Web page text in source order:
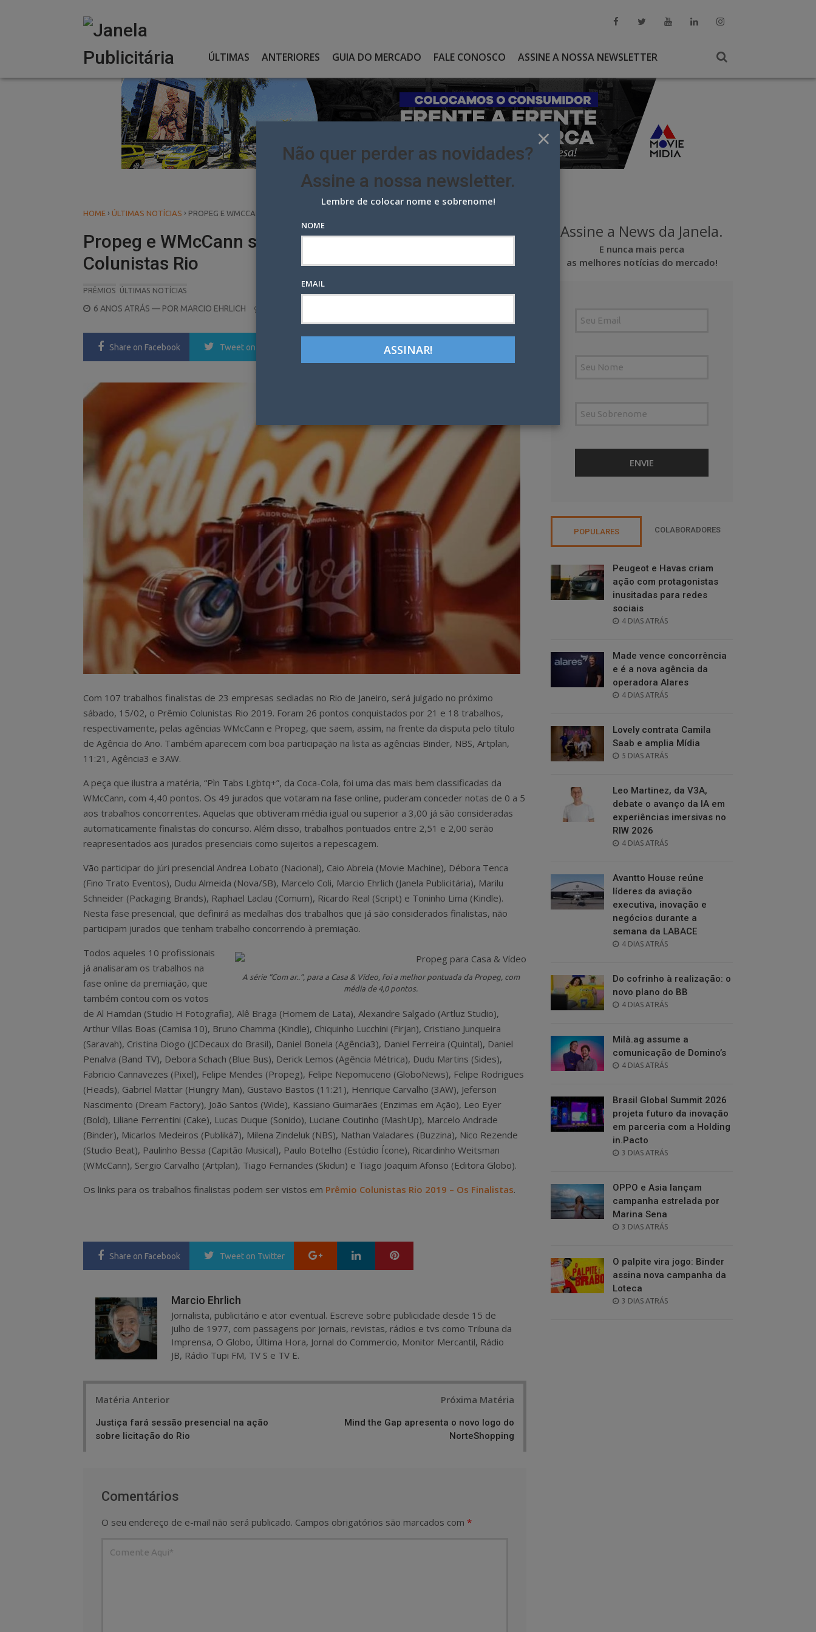
ÚLTIMAS ANTERIORES GUIA DO MERCADO FALE CONOSCO ASSINE A NOSSA NEWSLETTER
HOME › ÚLTIMAS NOTÍCIAS › PROPEG E WMCCANN SAEM NA FRENTE NO SHORTLIST DO COLUNISTAS RIO
Propeg e WMcCann saem na frente no shortlist do
Colunistas Rio
PRÊMIOS ÚLTIMAS NOTÍCIAS
POSTED
6 ANOS ATRÁS — POR MARCIO EHRLICH
Share on Facebook Tweet on Twitter LinkedIn Pinterest
Com 107 trabalhos finalistas de 23 empresas sediadas no Rio de Janeiro, será julgado no próximo
sábado, 15/02, o Prêmio Colunistas Rio 2019. Foram 26 pontos conquistados por 21 e 18 trabalhos,
respectivamente, pelas agências WMcCann e Propeg, que saem, assim, na frente da disputa pelo título
de Agência do Ano. Também aparecem com boa participação na lista as agências Binder, NBS, Artplan,
11:21, Agência3 e 3AW.
A peça que ilustra a matéria, “Pìn Tabs Lgbtq+”, da Coca-Cola, foi uma das mais bem classificadas da
WMcCann, com 4,40 pontos. Os 49 jurados que votaram na fase online, puderam conceder notas de 0 a 5
aos trabalhos concorrentes. Aquelas que obtiveram média igual ou superior a 3,00 já são consideradas
automaticamente finalistas do concurso. Além disso, trabalhos pontuados entre 2,51 e 2,00 serão
reapresentados aos jurados presenciais como sujeitos a repescagem.
Vão participar do júri presencial Andrea Lobato (Nacional), Caio Abreia (Movie Machine), Débora Tenca
(Fino Trato Eventos), Dudu Almeida (Nova/SB), Marcelo Coli, Marcio Ehrlich (Janela Publicitária), Marilu
Schneider (Packaging Brands), Raphael Laclau (Comum), Ricardo Real (Script) e Toninho Lima (Kindle).
Nesta fase presencial, que definirá as medalhas dos trabalhos que já são considerados finalistas, não
participam jurados que tenham trabalho concorrendo à premiação.
A série “Com ar..”, para a Casa & Vídeo, foi a melhor pontuada da Propeg, com
média de 4,0 pontos.
Todos aqueles 10 profissionais
já analisaram os trabalhos na
fase online da premiação, que
também contou com os votos
de Al Hamdan (Studio H Fotografia), Alê Braga (Homem de Lata), Alexandre Salgado (Artluz Studio),
Arthur Villas Boas (Camisa 10), Bruno Chamma (Kindle), Chiquinho Lucchini (Firjan), Cristiano Junqueira
(Saravah), Cristina Diogo (JCDecaux do Brasil), Daniel Bonela (Agência3), Daniel Ferreira (Quintal), Daniel
Penalva (Band TV), Debora Schach (Blue Bus), Derick Lemos (Agência Métrica), Dudu Martins (Sides),
Fabricio Cannavezes (Pixel), Felipe Mendes (Propeg), Felipe Nepomuceno (GloboNews), Felipe Rodrigues
(Heads), Gabriel Mattar (Hungry Man), Gustavo Bastos (11:21), Henrique Carvalho (3AW), Jeferson
Nascimento (Dream Factory), João Santos (Wide), Kassiano Guimarães (Enzimas em Ação), Leo Eyer
(Bold), Liliane Ferrentini (Cake), Lucas Duque (Sonido), Luciane Coutinho (MashUp), Marcelo Andrade
(Binder), Micarlos Medeiros (Publiká7), Milena Zindeluk (NBS), Nathan Valadares (Buzzina), Nico Rezende
(Studio Beat), Paulinho Bessa (Capitão Musical), Paulo Botelho (Estúdio Ícone), Ricardinho Weitsman
(WMcCann), Sergio Carvalho (Artplan), Tiago Fernandes (Skidun) e Tiago Joaquim Afonso (Editora Globo).
Os links para os trabalhos finalistas podem ser vistos em Prêmio Colunistas Rio 2019 – Os Finalistas.
Share on Facebook Tweet on Twitter Google+ LinkedIn
Marcio Ehrlich
Jornalista, publicitário e ator eventual. Escreve sobre publicidade desde 15 de
julho de 1977, com passagens por jornais, revistas, rádios e tvs como Tribuna da
Imprensa, O Globo, Última Hora, Jornal do Commercio, Monitor Mercantil, Rádio
JB, Rádio Tupi FM, TV S e TV E.
Matéria Anterior
Justiça fará sessão presencial na ação
sobre licitação do Rio
Próxima Matéria
Mind the Gap apresenta o novo logo do
NorteShopping
Comentários
O seu endereço de e-mail não será publicado. Campos obrigatórios são marcados com *
Assine a News da Janela.
E nunca mais perca
as melhores notícias do mercado!
POPULARES COLABORADORES
Peugeot e Havas criam
ação com protagonistas
inusitadas para redes
sociais
POSTED
4 DIAS ATRÁS
Made vence concorrência
e é a nova agência da
operadora Alares
POSTED
4 DIAS ATRÁS
Lovely contrata Camila
Saab e amplia Mídia
POSTED
5 DIAS ATRÁS
Leo Martinez, da V3A,
debate o avanço da IA em
experiências imersivas no
RIW 2026
POSTED
4 DIAS ATRÁS
Avantto House reúne
líderes da aviação
executiva, inovação e
negócios durante a
semana da LABACE
POSTED
4 DIAS ATRÁS
Do cofrinho à realização: o
novo plano do BB
POSTED
4 DIAS ATRÁS
Milà.ag assume a
comunicação de Domino’s
POSTED
4 DIAS ATRÁS
Brasil Global Summit 2026
projeta futuro da inovação
em parceria com a Holding
in.Pacto
POSTED
3 DIAS ATRÁS
OPPO e Asia lançam
campanha estrelada por
Marina Sena
POSTED
3 DIAS ATRÁS
O palpite vira jogo: Binder
assina nova campanha da
Loteca
POSTED
3 DIAS ATRÁS
×
Não quer perder as novidades?
Assine a nossa newsletter.
Lembre de colocar nome e sobrenome!
NOME
EMAIL